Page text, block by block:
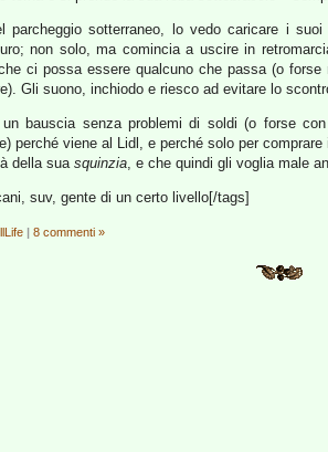
parcheggio sotterraneo, lo vedo caricare i
non solo, ma comincia a uscire in
ci possa essere qualcuno che passa (o
Gli suono, inchiodo e riesco ad evitare lo
bauscia senza problemi di soldi (o forse
perché viene al Lidl, e perché solo per
della sua squinzia, e che quindi gli voglia male
suv, gente di un certo livello[/tags]
| 8 commenti »